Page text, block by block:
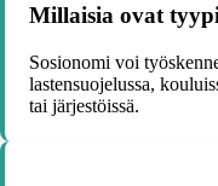
Millaisia ovat
Sosionomi voi
lastensuojelussa,
tai järjestöissä.